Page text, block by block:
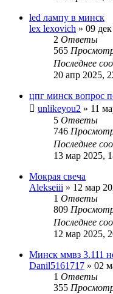
led лампу в минск
lex lexovich » 09
2 Ответы
565
Последнее
20 апр 2025,
цпг минск вопрос
unlikeyou2 » 11
5 Ответы
746
Последнее
13 мар 2025,
Мокрая свеча
Alekseiii » 12 мар
1 Ответы
809
Последнее
12 мар 2025,
Минск ммвз 3.111
Danil5161717 » 02
1 Ответы
355